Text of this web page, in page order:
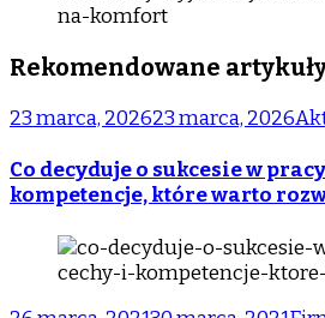
Rekomendowane
23 marca, 202623 marca, 2026
Co decyduje o sukcesie w
kompetencje, które warto